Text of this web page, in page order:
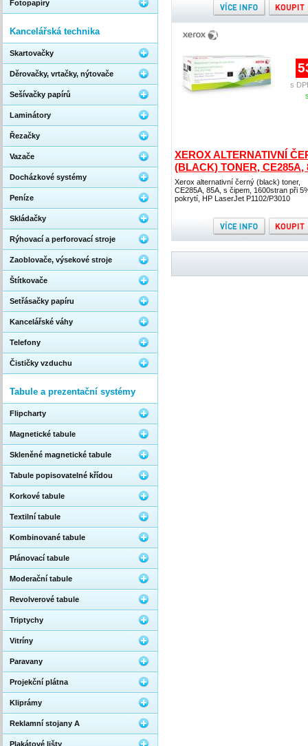
XEROX ALTERNATIVNÍ
(BLACK) TONER, CE285A,
Xerox alternativní černý (black) toner,
CE285A, 85A, s čipem, 1600stran při
pokrytí, HP LaserJet P1102/P3010
s
Fotopapíry
Kancelářská technika
Skartovačky
Děrovačky, vrtačky, nýtovače
Sešívačky papírů
Laminátory
Řezačky
Vazače
Docházkové systémy
Peníze
Skládačky
Rýhovací a perforovací stroje
Zaoblovače, výsekové stroje
Štítkovače
Setřásačky papíru
Kancelářské váhy
Telefony
Čističky vzduchu
Tabule a prezentační systémy
Flipcharty
Magnetické tabule
Skleněné magnetické tabule
Tabule popisovatelné křídou
Korkové tabule
Textilní tabule
Kombinované tabule
Plánovací tabule
Moderační tabule
Revolverové tabule
Triptychy
Vitríny
Paravany
Projekční plátna
Kliprámy
Reklamní stojany A
Plakátové lišty